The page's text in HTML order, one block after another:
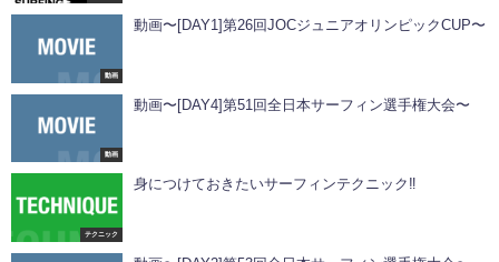
動画
動画〜[DAY1]第26回JOCジュニアオリンピックCUP〜
動画
動画〜[DAY4]第51回全日本サーフィン選手権大会〜
テクニック
身につけておきたいサーフィンテクニック‼️